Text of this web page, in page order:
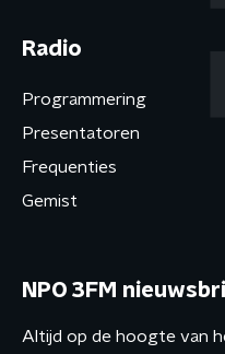
Radio
Programmering
Presentatoren
Frequenties
Gemist
NPO 3FM
Altijd op de hoogte van